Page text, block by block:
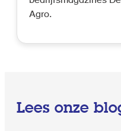
Agro.
Lees onze